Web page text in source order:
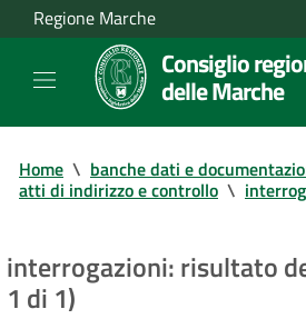
Regione Marche
Consiglio
delle Marche
Home \ banche dati e
atti di indirizzo e controllo \
interrogazioni: risultato
1 di 1)